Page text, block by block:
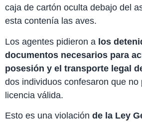
caja de cartón oculta debajo del
esta contenía las aves.
Los agentes pidieron a los
documentos necesarios para
posesión y el transporte legal
dos individuos confesaron que no
licencia válida.
Esto es una violación de la Ley